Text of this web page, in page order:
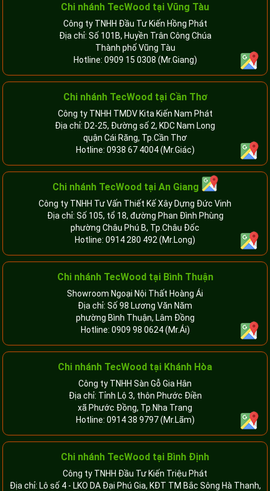
Chi nhánh TecWood tại Vũng Tàu
Công ty TNHH Đầu Tư Kiến Hồng Phát
Địa chỉ: Số 101B, Huyền Trân Công Chúa
Thành phố Vũng Tàu
Hotline: 0909 15 0308 (Mr.Giang)
Chi nhánh TecWood tại Cần Thơ
Công ty TNHH TMDV Kita Kiến Nam Phát
Địa chỉ: D2-25, Đường số 2, KDC Nam Long
quận Cái Răng, Tp.Cần Thơ
Hotline: 0938 67 4004(Mr.Giác)
Chi nhánh TecWood tại An Giang
Công ty TNHH Tư Vấn Thiết Kế Xây Dựng Đức Vinh
Địa chỉ: Số 105, tổ 18, đường Phan Đình Phùng
phường Châu Phú B, Tp.Châu Đốc
Hotline: 0914 280 492 (Mr.Long)
Chi nhánh TecWood tại Bình Thuận
Showroom Ngoại Nội Thất Hoàng Ái
Địa chỉ: Số 98 Lương Văn Năm
phường Bình Thuận, Lâm Đồng
Hotline: 0909 98 0624(Mr.Ái)
Chi nhánh TecWood tại Khánh Hòa
Công ty TNHH Sàn Gỗ Gia Hân
Địa chỉ: Tỉnh Lộ 3, thôn Phước Điền
xã Phước Đồng, Tp.Nha Trang
Hotline: 0914 38 9797(Mr.Lãm)
Chi nhánh TecWood tại Bình Định
Công ty TNHH Đầu Tư Kiến Triệu Phát
Địa chỉ: Lô số 4 - LKO DA Đại Phú Gia, KĐT TM Bắc Sông Hà Thanh,